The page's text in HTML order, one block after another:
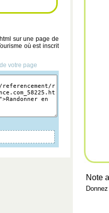
sur une page de
où est inscrit
votre page
Note